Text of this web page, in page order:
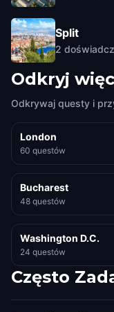
Split
2
Odkryj
Odkrywaj questy i
London
60 questów
Bucharest
48 questów
Washington D.C.
24 questów
Często